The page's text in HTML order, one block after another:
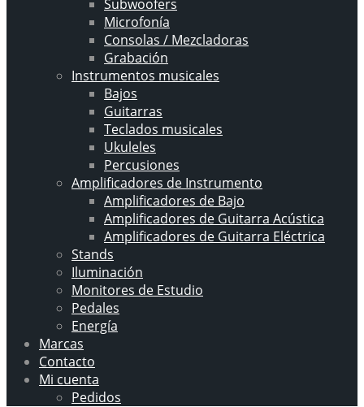
Subwoofers
Microfonía
Consolas / Mezcladoras
Grabación
Instrumentos musicales
Bajos
Guitarras
Teclados musicales
Ukuleles
Percusiones
Amplificadores de Instrumento
Amplificadores de Bajo
Amplificadores de Guitarra Acústica
Amplificadores de Guitarra Eléctrica
Stands
Iluminación
Monitores de Estudio
Pedales
Energía
Marcas
Contacto
Mi cuenta
Pedidos